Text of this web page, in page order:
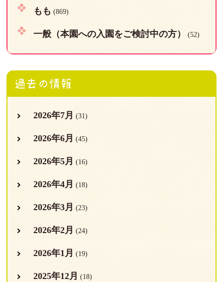
もも (869)
一般（本園への入園をご検討中の方） (52)
過去の情報
2026年7月 (31)
2026年6月 (45)
2026年5月 (16)
2026年4月 (18)
2026年3月 (23)
2026年2月 (24)
2026年1月 (19)
2025年12月 (18)